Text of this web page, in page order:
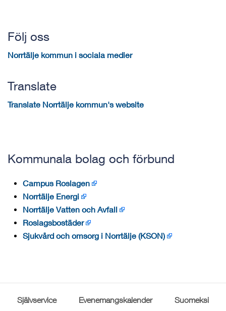
Följ oss
Norrtälje kommun i sociala medier
Translate
Translate Norrtälje kommun's website
Kommunala bolag och förbund
Campus Roslagen
Norrtälje Energi
Norrtälje Vatten och Avfall
Roslagsbostäder
Sjukvård och omsorg i Norrtälje (KSON)
Självservice Evenemangskalender Suomeksi